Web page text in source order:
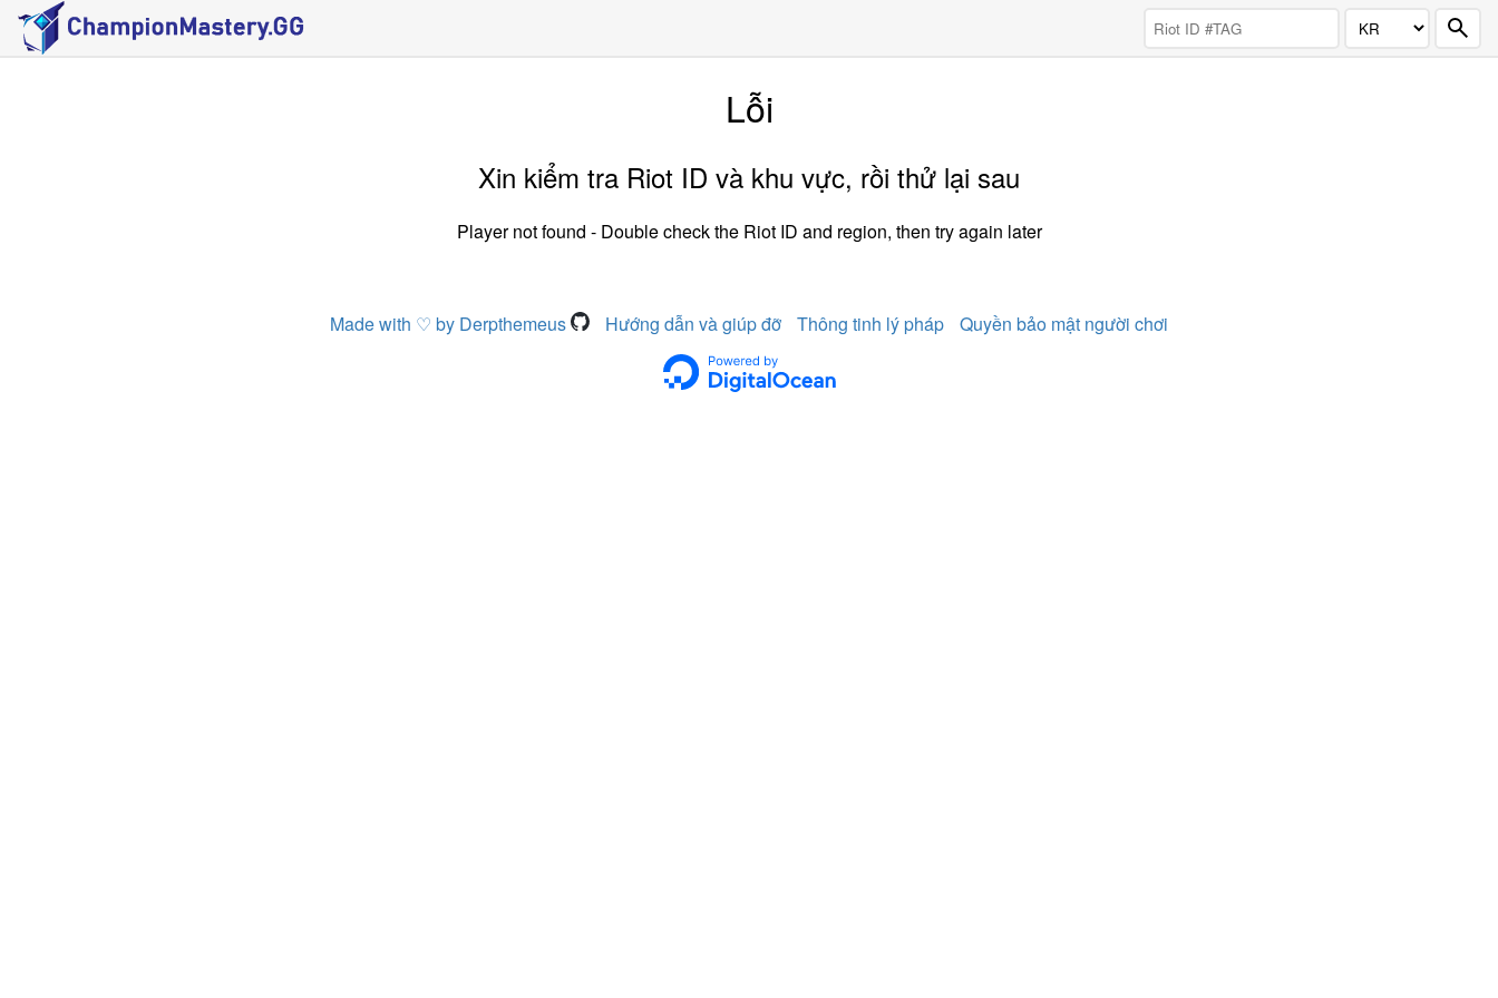
Lỗi
Xin kiểm tra Riot ID và khu vực, rồi thử lại sau
Player not found - Double check the Riot ID and region, then try again later
Made with ♡ by Derpthemeus Hướng dẫn và giúp đỡ Thông tinh lý pháp Quyền bảo mật người chơi